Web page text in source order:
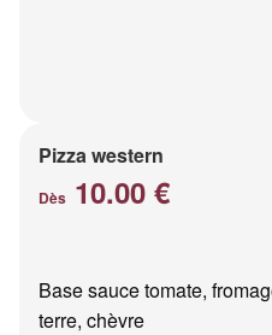
Pizza western
Dès 10.00 €
Base sauce tomate,
terre, chèvre